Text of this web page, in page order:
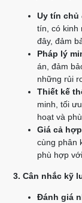
Uy tín chủ
tín, có kinh
đây, đảm
Pháp lý
án, đảm
những rủi
Thiết kế
minh, tối
hoạt và
Giá cả
cùng phân
phù hợp
3. Cân nhắc kỹ
Đánh giá